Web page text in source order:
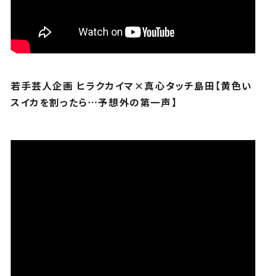
若手芸人企画 ヒラクカイマ×真心タッチ島田【黄色い
スイカを割ったら…予想外の第一声】